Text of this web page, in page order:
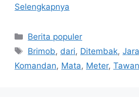
Selengkapnya
Kategori
Berita populer
Tag
Brimob, dari, Ditembak,
Komandan, Mata, Meter,